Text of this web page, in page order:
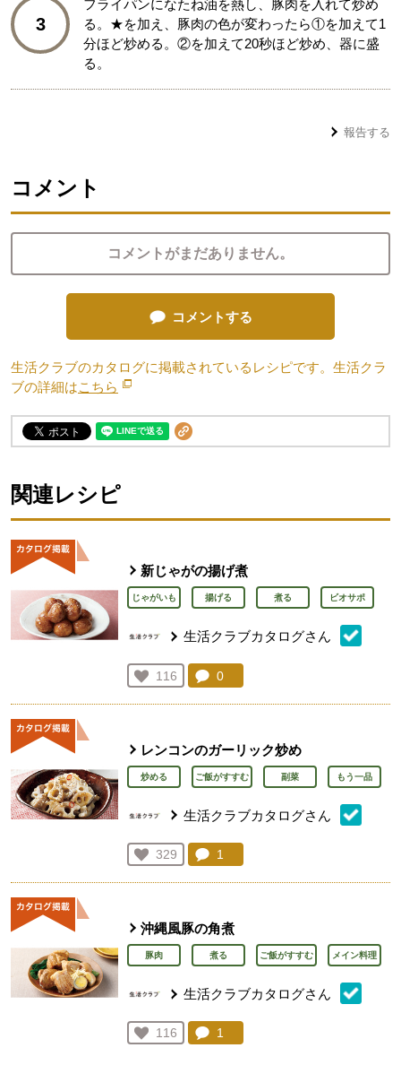
3
フライパンになたね油を熱し、豚肉を入れて炒め
る。★を加え、豚肉の色が変わったら①を加えて1
分ほど炒める。②を加えて20秒ほど炒め、器に盛
る。
報告する
コメント
コメントがまだありません。
コメントする
生活クラブのカタログに掲載されているレシピです。生活クラ
ブの詳細はこちら 別のウィンドウで開きます。
関連レシピ
新じゃがの揚げ煮
じゃがいも 揚げる 煮る ビオサポ
生活クラブカタログさん
お気に入り登録：
116
人が登録
コメント：
0
レンコンのガーリック炒め
炒める ご飯がすすむ 副菜 もう一品
生活クラブカタログさん
お気に入り登録：
329
人が登録
コメント：
1
沖縄風豚の角煮
豚肉 煮る ご飯がすすむ メイン料理
生活クラブカタログさん
お気に入り登録：
116
人が登録
コメント：
1